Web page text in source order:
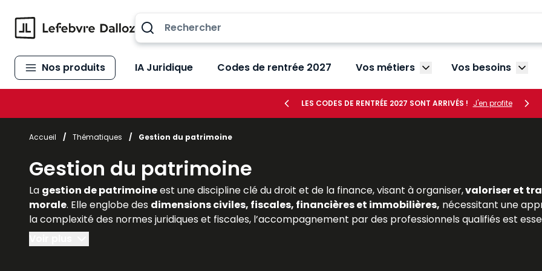
Nos produits IA Juridique Codes de rentrée 2027 Vos métiers Afficher le sous-menu
Vos besoins
LES CODES DE RENTRÉE 2027 SONT ARRIVÉS ! J'en profite
Accueil / Thématiques / Gestion du patrimoine
Gestion du patrimoine
La gestion de patrimoineest une discipline clé du droit et de la finance, visant à organiser,valoriser et
morale. Elle englobe des dimensions civiles, fiscales, financières et immobilières, nécessitant une
la complexité des normes juridiques et fiscales, l’accompagnement par des professionnels qualifiés est
stratégie patrimoniale. Pour les étudiants en droit privé, en fiscalité ou en gestion, comme pour les
responsables d’actifs immobiliers), comprendre les mécanismes de la